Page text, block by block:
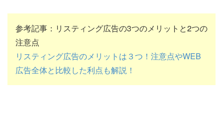
参考記事：リスティング広告の3つのメリットと2つの
注意点
リスティング広告のメリットは３つ！注意点やWEB
広告全体と比較した利点も解説！